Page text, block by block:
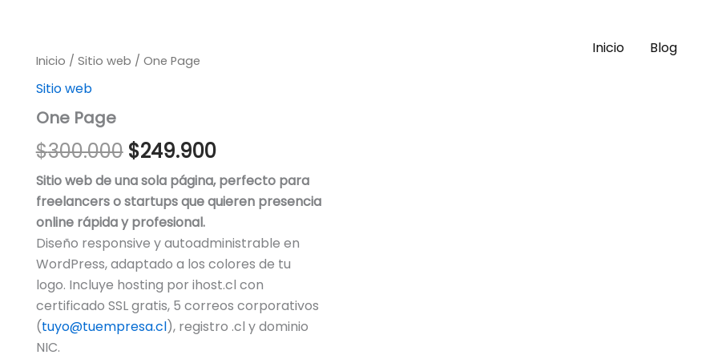
Inicio Blog
Inicio / Sitio web / One Page
Sitio web
One Page
$300.000
El
era:
$300.000.
$249.900es:
$249.900.
Sitio web de una sola página, perfecto para
freelancers o startups que quieren presencia
online rápida y profesional.
Diseño responsive y autoadministrable en
WordPress, adaptado a los colores de tu
logo. Incluye hosting por ihost.cl con
certificado SSL gratis, 5 correos corporativos
(tuyo@tuempresa.cl), registro .cl y dominio
NIC.
One
cantidad